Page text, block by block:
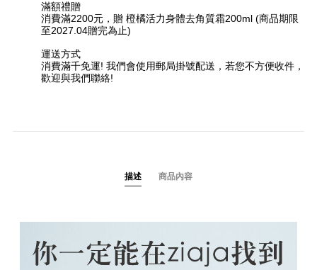
滿額禮贈
消費滿2200元，贈 橙橘活力身體去角質霜200ml (商品期限
至2027.04贈完為止)
運送方式
消費滿千免運! 我們會使用郵局掛號配送，若您不方便收件，
歡迎與我們聯絡!
描述 商品內容